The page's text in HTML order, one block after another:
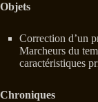
Objets
Correction d’un
Marcheurs du
caractéristiques
Chroniques